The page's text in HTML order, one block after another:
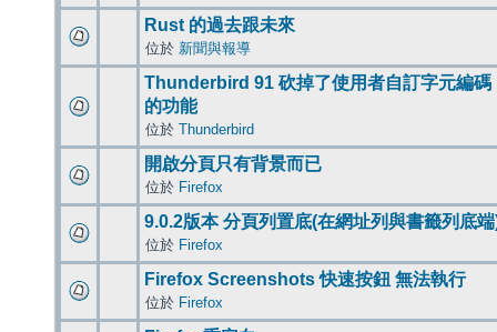
Rust 的過去跟未來
位於 新聞與報導
Thunderbird 91 砍掉了使用者自訂字元編碼
的功能
位於 Thunderbird
開啟分頁只有背景而已
位於 Firefox
9.0.2版本 分頁列置底(在網址列與書籤列底
位於 Firefox
Firefox Screenshots 快速按鈕 無法執行
位於 Firefox